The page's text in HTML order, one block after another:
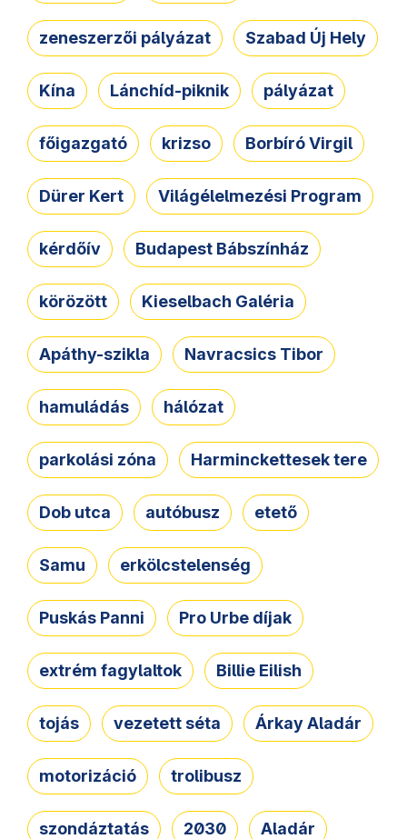
zeneszerzői pályázat Szabad Új Hely
Kína Lánchíd-piknik pályázat
főigazgató krizso Borbíró Virgil
Dürer Kert Világélelmezési Program
kérdőív Budapest Bábszínház
körözött Kieselbach Galéria
Apáthy-szikla Navracsics Tibor
hamuládás hálózat
parkolási zóna Harminckettesek tere
Dob utca autóbusz etető
Samu erkölcstelenség
Puskás Panni Pro Urbe díjak
extrém fagylaltok Billie Eilish
tojás vezetett séta Árkay Aladár
motorizáció trolibusz
szondáztatás 2030 Aladár